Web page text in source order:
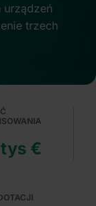
urządzeń
trzech
€